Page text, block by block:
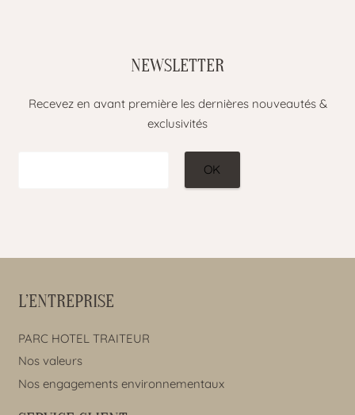
NEWSLETTER
Recevez en avant première les dernières nouveautés &
exclusivités
L’ENTREPRISE
PARC HOTEL TRAITEUR
Nos valeurs
Nos engagements environnementaux